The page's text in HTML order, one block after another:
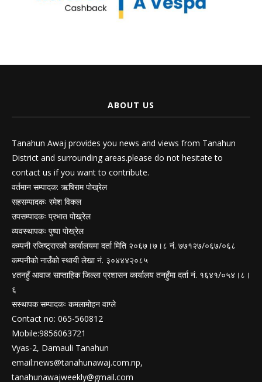
ABOUT US
Tanahun Awaj provides you news and views from Tanahun
District and surrounding areas.please do not hesitate to
contact us if you want to contribute.
वर्तमान सम्पादक: ऋषिराम पोख्रेल
सहसम्पादकः रमेश विकल
उपसम्पादकः प्रभात पोख्रेल
व्यवस्थापकः पुष्पा पोख्रेल
कम्पनी रजिष्ट्रारको कार्यालयमा दर्ता मिति २०६७।७।८ नं. ७७१२७/०६७/०६८
कम्पनीको नाउँको स्थायी लेखा नं. ३०४४४२०८५
४तनहुँ आवाज साप्ताहिक जिल्ला प्रशासन कार्यालय तनहुँमा दर्ता नं. १६४१/०५४।८।
६
सस्थापक सम्पादकः कमलामोहन वाग्ले
Contact no: 065-560812
Mobile:9856063721
Vyas-2, Damauli Tanahun
email:news@tanahunawaj.com.np,
tanahunawajweekly@gmail.com